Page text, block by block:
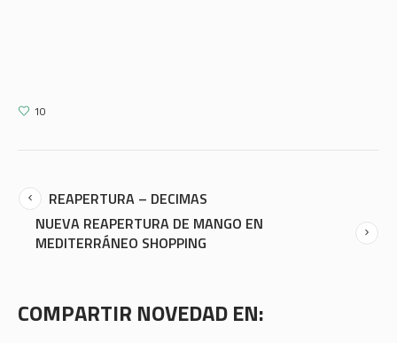
10
REAPERTURA – DECIMAS
NUEVA REAPERTURA DE MANGO EN
MEDITERRÁNEO SHOPPING
COMPARTIR NOVEDAD EN: